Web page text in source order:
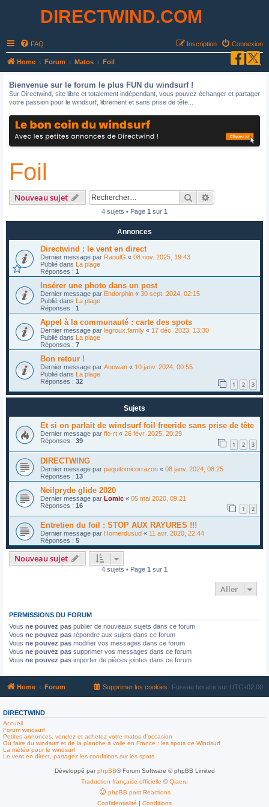
DIRECTWIND.COM
FAQ Connexion
Inscription
Home Forum Matos Foil
Bienvenue sur le forum le plus FUN du windsurf !
Sur Directwind, site libre et totalement indépendant, vous pouvez échanger et partager
votre passion pour le windsurf, librement et sans prise de tête...
Foil
Nouveau sujet Rechercher
4 sujets • Page 1 sur 1
Annonces
Directwind : le vent en direct
Dernier message par RaoulG « 08 nov. 2025, 19:43
Publié dans La plage
Réponses : 1
Insérer une photo dans un post
Dernier message par Endorphin « 30 sept. 2024, 02:15
Publié dans La plage
Réponses : 1
Appel à la communauté : carte des spots
Dernier message par legroux.family « 17 déc. 2023, 13:30
Publié dans La plage
Réponses : 7
Bon retour !
Dernier message par Anowan « 10 janv. 2024, 00:55
Publié dans La plage
Réponses : 32 1 2 3
Sujets
Et si on parlait de windsurf foil freeride sans prise de tête
Dernier message par flo-rt « 26 févr. 2025, 20:29
Réponses : 39 1 2 3
DIRECTWING
Dernier message par paquitomicorrazon « 08 janv. 2024, 08:25
Réponses : 13
Neilpryde glide 2020
Dernier message par Lomic « 05 mai 2020, 09:21
Réponses : 16 1 2
Entretien du foil : STOP AUX RAYURES !!!
Dernier message par Homerdusud « 11 avr. 2020, 22:44
Réponses : 5
Nouveau sujet
4 sujets • Page 1 sur 1
Aller
PERMISSIONS DU FORUM
Vous ne pouvez pas publier de nouveaux sujets dans ce forum
Vous ne pouvez pas répondre aux sujets dans ce forum
Vous ne pouvez pas modifier vos messages dans ce forum
Vous ne pouvez pas supprimer vos messages dans ce forum
Vous ne pouvez pas importer de pièces jointes dans ce forum
Home Forum Fuseau horaire sur UTC+02:00
Supprimer les cookies
DIRECTWIND
Accueil
Forum windsurf
Petites annonces, vendez et achetez votre matos d'occasion
Où faire du windsurf et de la planche à voile en France : les spots de Windsurf
La météo pour le windsurf
Le vent en direct, partagez les conditions sur les spots
Développé parphpBB® Forum Software © phpBB Limited
Traduction française officielle ©Qiaeru
phpBB post Reactions
Confidentialité | Conditions